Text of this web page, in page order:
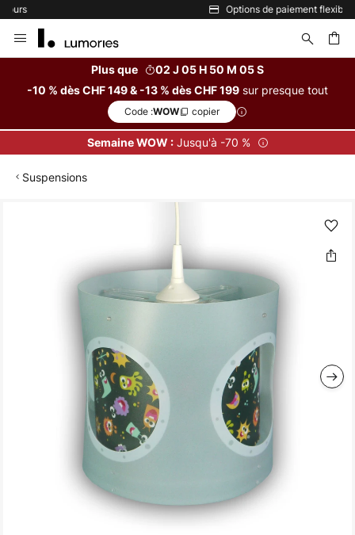
Options de paiement flexibles
Allez
au
Plus que
02 J 05 H 50 M 05 S
-10 % dès CHF 149 & -13 % dès CHF 199 sur presque tout
Code :WOW copier
Semaine WOW :Jusqu'à -70 %
Suspensions